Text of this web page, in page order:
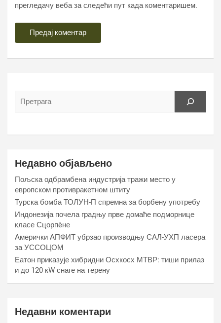
прегледачу веба за следећи пут када коментаришем.
Недавно објављено
Пољска одбрамбена индустрија тражи место у
европском противракетном штиту
Турска бомба ТОЛУН-П спремна за борбену употребу
Индонезија почела градњу прве домаће подморнице
класе Сцорпèне
Амерички АПФИТ убрзао производњу САЛ-УХП ласера
за УССОЦОМ
Еатон приказује хибридни Осхкосх МТВР: тиши прилаз
и до 120 кW снаге на терену
Недавни коментари